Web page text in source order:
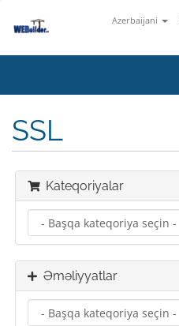
Azerbaijani
SSL
Kateqoriyalar
Əməliyyatlar